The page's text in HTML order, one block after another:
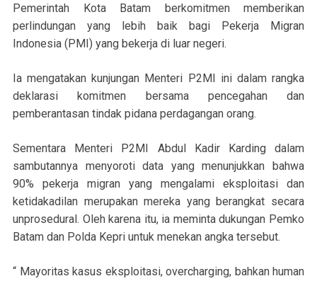
Pemerintah Kota Batam berkomitmen memberikan
perlindungan yang lebih baik bagi Pekerja Migran
Indonesia (PMI) yang bekerja di luar negeri.
Ia mengatakan kunjungan Menteri P2MI ini dalam rangka
deklarasi komitmen bersama pencegahan dan
pemberantasan tindak pidana perdagangan orang.
Sementara Menteri P2MI Abdul Kadir Karding dalam
sambutannya menyoroti data yang menunjukkan bahwa
90% pekerja migran yang mengalami eksploitasi dan
ketidakadilan merupakan mereka yang berangkat secara
unprosedural. Oleh karena itu, ia meminta dukungan Pemko
Batam dan Polda Kepri untuk menekan angka tersebut.
“ Mayoritas kasus eksploitasi, overcharging, bahkan human